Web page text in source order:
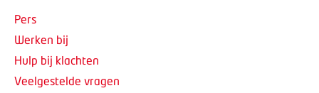
Pers
Werken bij
Hulp bij klachten
Veelgestelde vragen